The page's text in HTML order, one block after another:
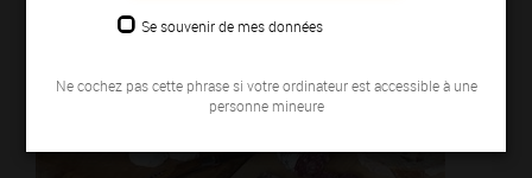
Se souvenir de mes données
Ne cochez pas cette phrase si votre ordinateur est accessible à une
personne mineure